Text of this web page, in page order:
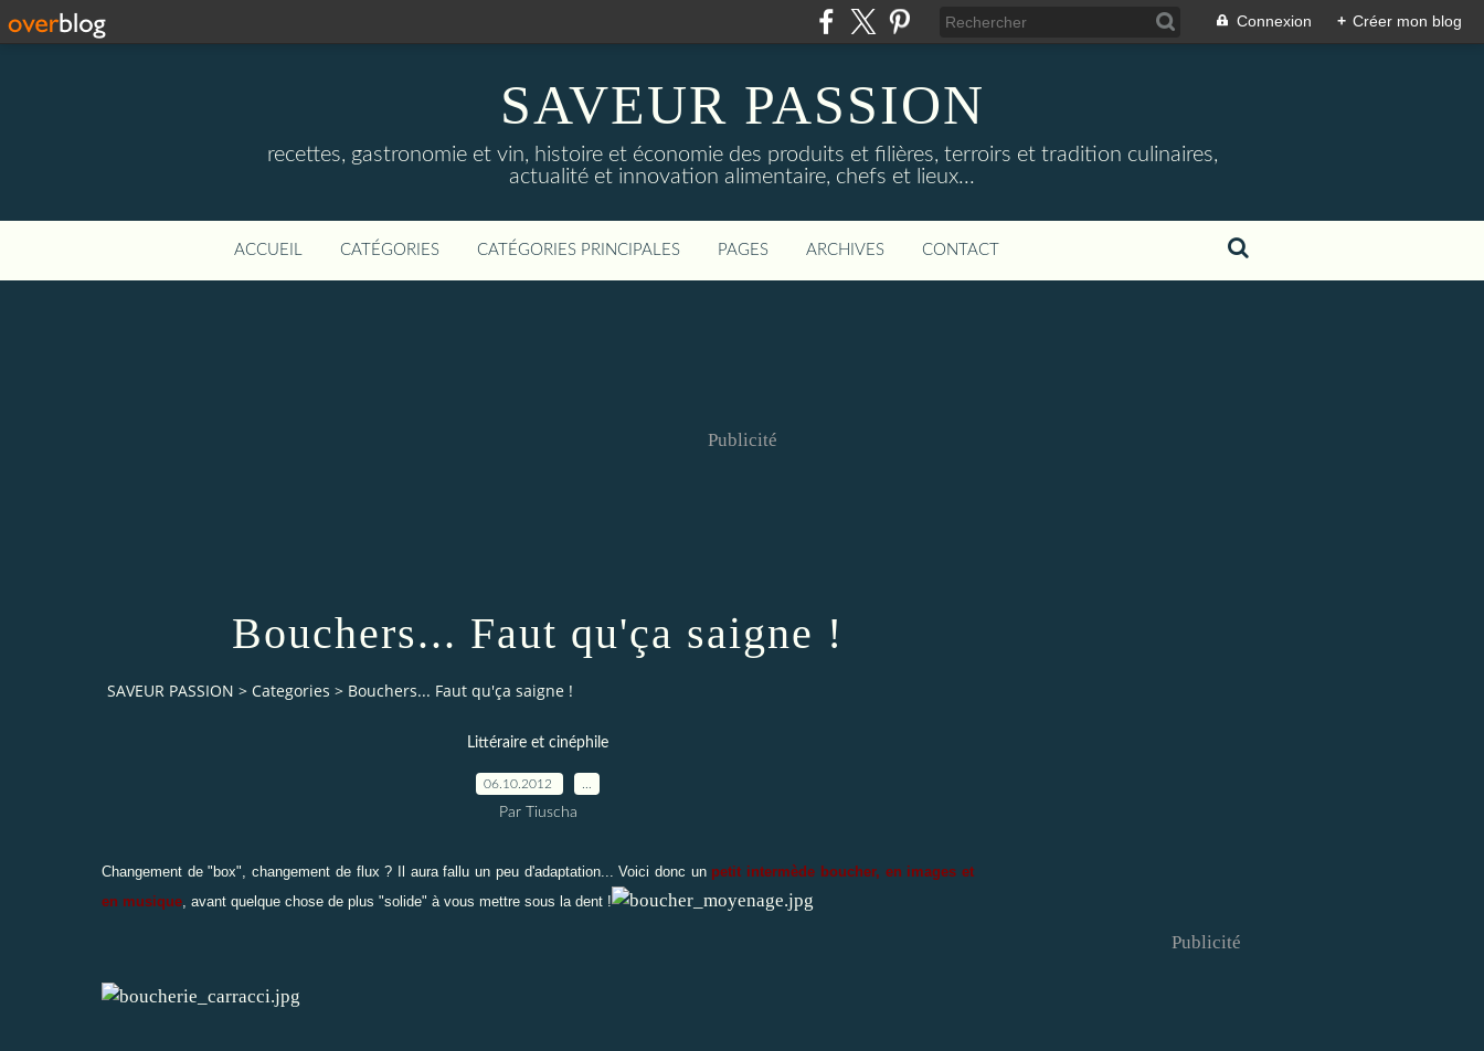
Connexion + Créer mon blog
SAVEUR PASSION
recettes, gastronomie et vin, histoire et économie des produits et filières, terroirs et tradition culinaires,
actualité et innovation alimentaire, chefs et lieux...
ACCUEIL CATÉGORIES CATÉGORIES PRINCIPALES PAGES ARCHIVES CONTACT
Publicité
Bouchers... Faut qu'ça saigne !
SAVEUR PASSION > Categories > Bouchers... Faut qu'ça saigne !
Littéraire et cinéphile
06.10.2012
Par Tiuscha
Changement de "box", changement de flux ? Il aura fallu un peu d'adaptation... Voici donc un petit intermède boucher, en images et
en musique , avant quelque chose de plus "solide" à vous mettre sous la dent !
Publicité